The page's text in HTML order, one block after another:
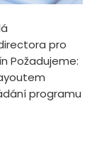
pro
Požadujeme:
programu